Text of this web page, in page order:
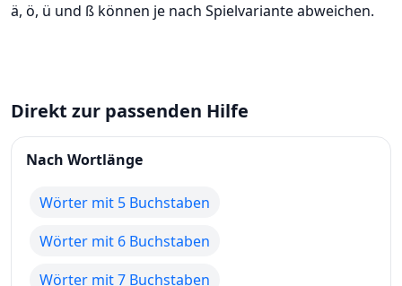
ä, ö, ü und ß können je nach Spielvariante abweichen.
Direkt zur passenden Hilfe
Nach Wortlänge
Wörter mit 5 Buchstaben
Wörter mit 6 Buchstaben
Wörter mit 7 Buchstaben